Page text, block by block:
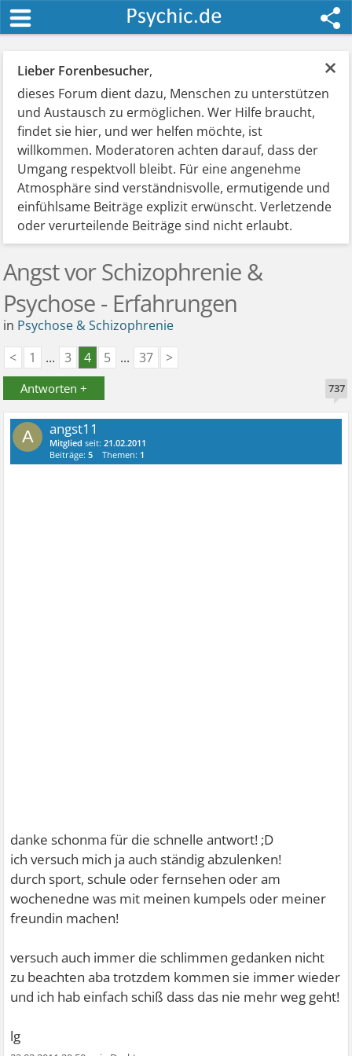
×
Lieber Forenbesucher,
dieses Forum dient dazu, Menschen zu unterstützen
und Austausch zu ermöglichen. Wer Hilfe braucht,
findet sie hier, und wer helfen möchte, ist
willkommen. Moderatoren achten darauf, dass der
Umgang respektvoll bleibt. Für eine angenehme
Atmosphäre sind verständnisvolle, ermutigende und
einfühlsame Beiträge explizit erwünscht. Verletzende
oder verurteilende Beiträge sind nicht erlaubt.
Angst vor Schizophrenie &
Psychose - Erfahrungen
in Psychose & Schizophrenie
<
1 ... 3 4 5 ... 37 >
Antworten + 737
A angst11
Mitglied seit:21.02.2011
Beiträge:5 Themen: 1
danke schonma für die schnelle antwort! ;D
ich versuch mich ja auch ständig abzulenken!
durch sport, schule oder fernsehen oder am
wochenedne was mit meinen kumpels oder meiner
freundin machen!
versuch auch immer die schlimmen gedanken nicht
zu beachten aba trotzdem kommen sie immer wieder
und ich hab einfach schiß dass das nie mehr weg geht!
lg